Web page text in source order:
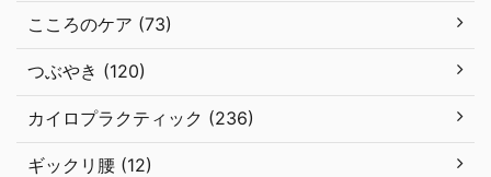
こころのケア (73)
つぶやき (120)
カイロプラクティック (236)
ギックリ腰 (12)